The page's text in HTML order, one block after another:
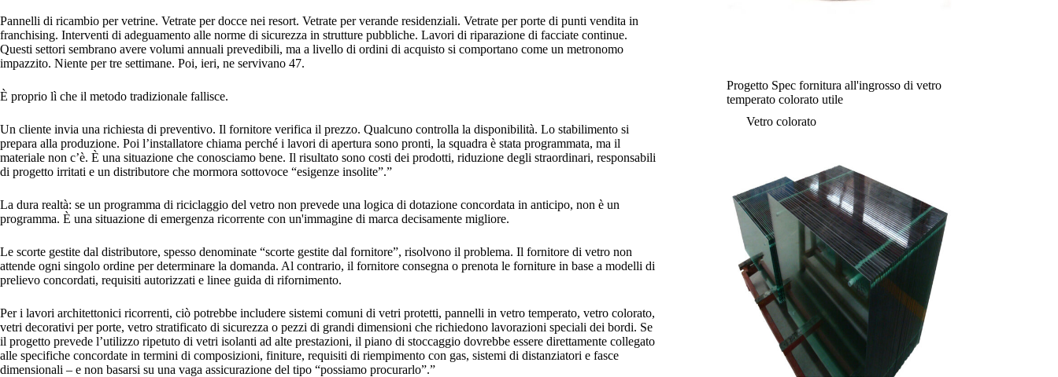
Pannelli di ricambio per vetrine. Vetrate per docce nei resort. Vetrate per verande residenziali. Vetrate per porte di punti vendita in
franchising. Interventi di adeguamento alle norme di sicurezza in strutture pubbliche. Lavori di riparazione di facciate continue.
Questi settori sembrano avere volumi annuali prevedibili, ma a livello di ordini di acquisto si comportano come un metronomo
impazzito. Niente per tre settimane. Poi, ieri, ne servivano 47.
È proprio lì che il metodo tradizionale fallisce.
Un cliente invia una richiesta di preventivo. Il fornitore verifica il prezzo. Qualcuno controlla la disponibilità. Lo stabilimento si
prepara alla produzione. Poi l’installatore chiama perché i lavori di apertura sono pronti, la squadra è stata programmata, ma il
materiale non c’è. È una situazione che conosciamo bene. Il risultato sono costi dei prodotti, riduzione degli straordinari, responsabili
di progetto irritati e un distributore che mormora sottovoce “esigenze insolite”.”
La dura realtà: se un programma di riciclaggio del vetro non prevede una logica di dotazione concordata in anticipo, non è un
programma. È una situazione di emergenza ricorrente con un'immagine di marca decisamente migliore.
Le scorte gestite dal distributore, spesso denominate “scorte gestite dal fornitore”, risolvono il problema. Il fornitore di vetro non
attende ogni singolo ordine per determinare la domanda. Al contrario, il fornitore consegna o prenota le forniture in base a modelli di
prelievo concordati, requisiti autorizzati e linee guida di rifornimento.
Per i lavori architettonici ricorrenti, ciò potrebbe includere sistemi comuni di vetri protetti, pannelli in vetro temperato, vetro colorato,
vetri decorativi per porte, vetro stratificato di sicurezza o pezzi di grandi dimensioni che richiedono lavorazioni speciali dei bordi. Se
il progetto prevede l’utilizzo ripetuto di vetri isolanti ad alte prestazioni, il piano di stoccaggio dovrebbe essere direttamente collegato
alle specifiche concordate in termini di composizioni, finiture, requisiti di riempimento con gas, sistemi di distanziatori e fasce
dimensionali – e non basarsi su una vaga assicurazione del tipo “possiamo procurarlo”.”
Progetto Spec fornitura all'ingrosso di vetro
temperato colorato utile
Vetro colorato